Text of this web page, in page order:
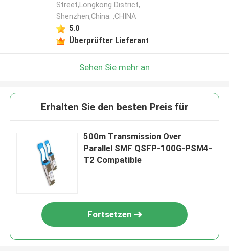
Street,Longkong District,
Shenzhen,China. ,CHINA
5.0
Überprüfter Lieferant
Sehen Sie mehr an
Erhalten Sie den besten Preis für
500m Transmission Over
Parallel SMF QSFP-100G-PSM4-
T2 Compatible
Fortsetzen